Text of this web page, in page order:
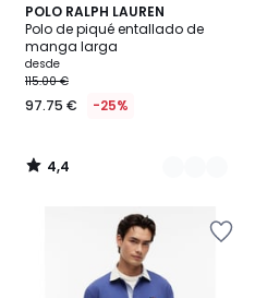
POLO RALPH LAUREN
Polo de piqué entallado de
manga larga
desde
115.00 €
97.75 € -25%
4,4
/ 5
5
Colores
4,4
/